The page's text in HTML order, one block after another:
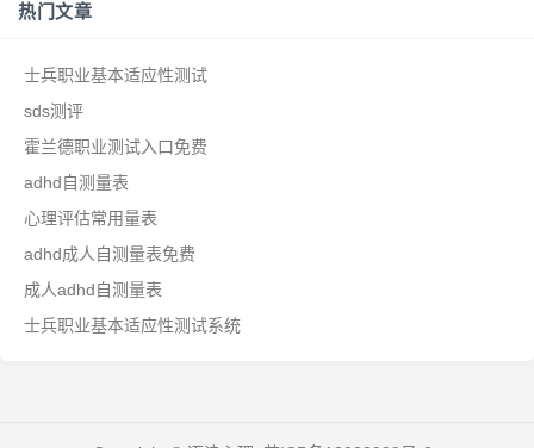
热门文章
士兵职业基本适应性测试
sds测评
霍兰德职业测试入口免费
adhd自测量表
心理评估常用量表
adhd成人自测量表免费
成人adhd自测量表
士兵职业基本适应性测试系统